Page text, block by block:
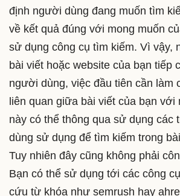
định người dùng đang muốn tìm
về kết quả đúng với mong muốn
sử dụng công cụ tìm kiếm. Vì vậy,
bài viết hoặc website của bạn tiếp
người dùng, việc đầu tiên cần làm
liên quan giữa bài viết của bạn
này có thể thông qua sử dụng các
dùng sử dụng để tìm kiếm trong
Tuy nhiên đây cũng không phải
Bạn có thể sử dụng tới các công
cứu từ khóa như semrush hay